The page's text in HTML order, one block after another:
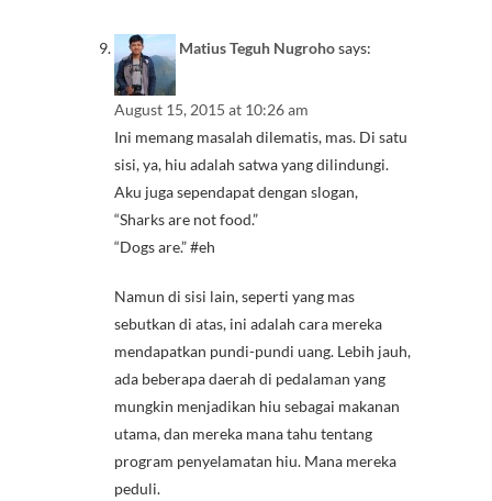
Matius Teguh Nugrohosays:
August 15, 2015 at 10:26 am
Ini memang masalah dilematis, mas. Di satu
sisi, ya, hiu adalah satwa yang dilindungi.
Aku juga sependapat dengan slogan,
“Sharks are not food.”
“Dogs are.” #eh
Namun di sisi lain, seperti yang mas
sebutkan di atas, ini adalah cara mereka
mendapatkan pundi-pundi uang. Lebih jauh,
ada beberapa daerah di pedalaman yang
mungkin menjadikan hiu sebagai makanan
utama, dan mereka mana tahu tentang
program penyelamatan hiu. Mana mereka
peduli.